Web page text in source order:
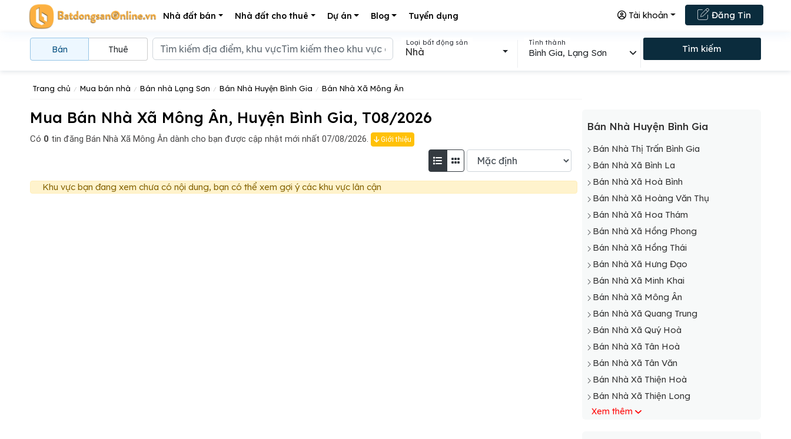
Nhà đất bán Nhà đất cho thuê Dự án Blog Tuyển dụng Đăng Tin
Tài khoản
Trang chủ Mua bán nhà Bán nhà Lạng Sơn Bán Nhà Huyện Bình Gia Bán Nhà Xã Mông Ân
Mua Bán Nhà Xã Mông Ân, Huyện Bình Gia, T08/2026
Có 0 tin đăng Bán Nhà Xã Mông Ân dành cho bạn được cập nhật mới nhất 07/08/2026. Giới thiệu
Khu vực bạn đang xem chưa có nội dung, bạn có thể xem gợi ý các khu vực lân cận
Bán Nhà Huyện Bình Gia
Bán Nhà Thị Trấn Bình Gia
Bán Nhà Xã Bình La
Bán Nhà Xã Hoà Bình
Bán Nhà Xã Hoàng Văn Thụ
Bán Nhà Xã Hoa Thám
Bán Nhà Xã Hồng Phong
Bán Nhà Xã Hồng Thái
Bán Nhà Xã Hưng Đạo
Bán Nhà Xã Minh Khai
Bán Nhà Xã Mông Ân
Bán Nhà Xã Quang Trung
Bán Nhà Xã Quý Hoà
Bán Nhà Xã Tân Hoà
Bán Nhà Xã Tân Văn
Bán Nhà Xã Thiện Hoà
Bán Nhà Xã Thiện Long
Bán Nhà Xã Thiện Thuật
Xem thêm
Bán Thuê
Loại bất động sản
Nhà
Tỉnh thành
Bình Gia, Lạng Sơn Tìm kiếm